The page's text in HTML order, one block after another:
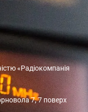
«Радіокомпанія
7, 7 поверх